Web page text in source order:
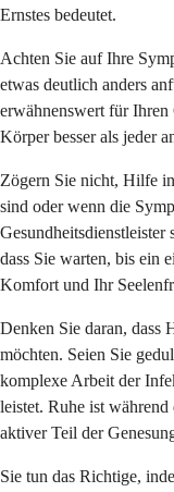
Ernstes bedeutet.
Achten Sie auf Ihre
etwas deutlich anders
erwähnenswert für Ihren
Körper besser als jeder
Zögern Sie nicht, Hilfe
sind oder wenn die
Gesundheitsdienstleister
dass Sie warten, bis ein
Komfort und Ihr
Denken Sie daran, dass
möchten. Seien Sie
komplexe Arbeit der
leistet. Ruhe ist
aktiver Teil der
Sie tun das Richtige,